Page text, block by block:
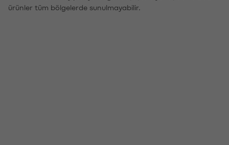
ürünler tüm bölgelerde sunulmayabilir.